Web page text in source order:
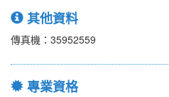
其他資料
傳真機：35952559
專業資格